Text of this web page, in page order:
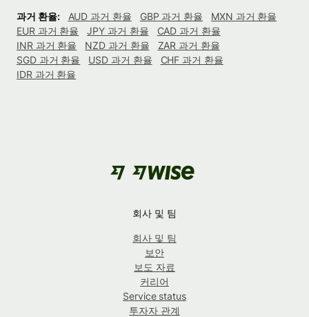
과거 환율: AUD 과거 환율 GBP 과거 환율
MXN 과거 환율
EUR 과거 환율
JPY 과거 환율
CAD 과거 환율
INR 과거 환율
NZD 과거 환율
ZAR 과거 환율
SGD 과거 환율
USD 과거 환율
CHF 과거 환율
IDR 과거 환율
회사 및 팀
회사 및 팀
보안
보도 자료
커리어
Service status
투자자 관계